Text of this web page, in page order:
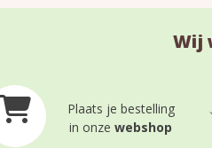
Wij
Plaats je bestelling
in onze webshop